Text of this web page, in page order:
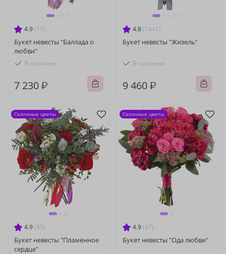
4.9 (17)
Букет невесты "Баллада о
любви"
В наличии
7 230 ₽
4.8 (1441)
Букет невесты "Жизель"
В наличии
9 460 ₽
4.9 (45)
Букет невесты "Пламенное
сердце"
Сезонные цветы
4.9 (47)
Букет невесты "Ода любви"
Сезонные цветы